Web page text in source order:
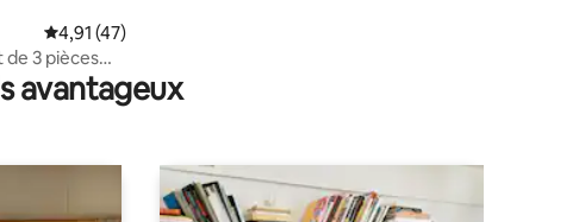
commentaires : 5 sur 5
Évaluation moyenne sur la base de 47 commentaires : 4,91 sur 5
4,91 (47)
3 pièces
avantageux